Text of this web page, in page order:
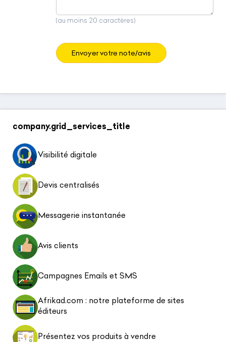
(au moins 20 caractères)
Envoyer votre note/avis
company.grid_services_title
Visibilité digitale
Devis centralisés
Messagerie instantanée
Avis clients
Campagnes Emails et SMS
Afrikad.com : notre plateforme de sites
éditeurs
Présentez vos produits à vendre